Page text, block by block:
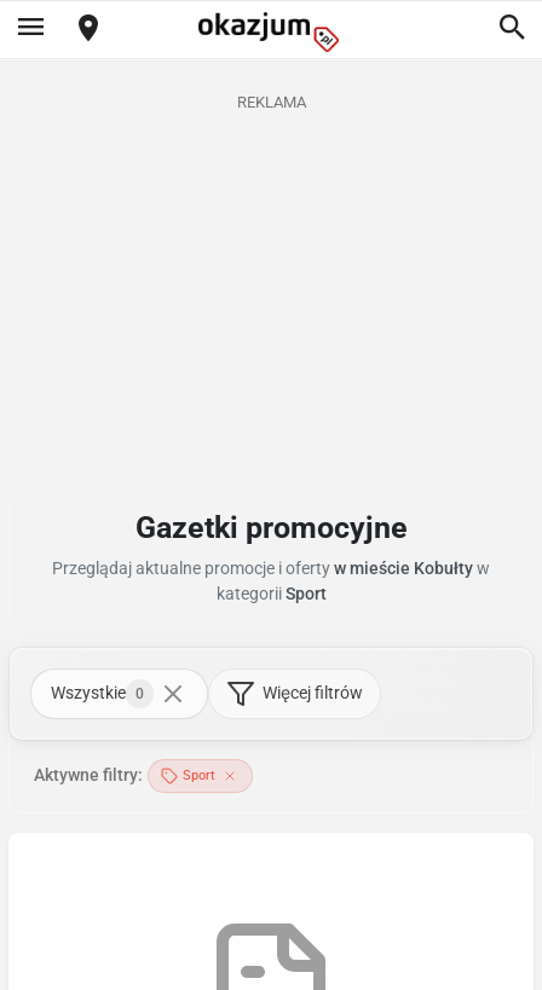
REKLAMA
Gazetki promocyjne
Przeglądaj aktualne promocje i ofertyw mieście Kobułtyw
kategoriiSport
Wszystkie 0 Więcej filtrów
Aktywne filtry: Sport